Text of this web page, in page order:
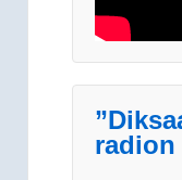
radion